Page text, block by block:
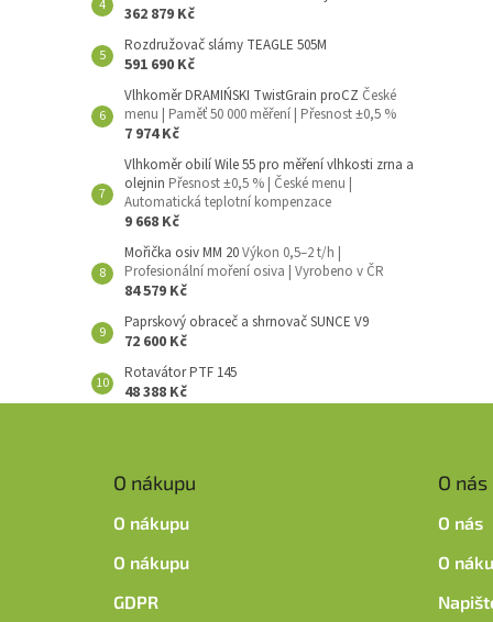
362 879 Kč
Rozdružovač slámy TEAGLE 505M
591 690 Kč
Vlhkoměr DRAMIŃSKI TwistGrain proCZ České
menu | Paměť 50 000 měření | Přesnost ±0,5 %
7 974 Kč
Vlhkoměr obilí Wile 55 pro měření vlhkosti zrna a
olejnin Přesnost ±0,5 % | České menu |
Automatická teplotní kompenzace
9 668 Kč
Mořička osiv MM 20Výkon 0,5–2 t/h |
Profesionální moření osiva | Vyrobeno v ČR
84 579 Kč
Paprskový obraceč a shrnovač SUNCE V9
72 600 Kč
Rotavátor PTF 145
48 388 Kč
O nákupu
O nákupu
O nákupu
GDPR
O nás
O nás
O